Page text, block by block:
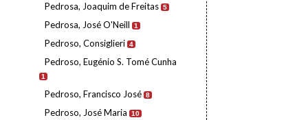
Pedrosa, Joaquim de Freitas 5
Pedrosa, José O'Neill 1
Pedroso, Consiglieri 4
Pedroso, Eugénio S. Tomé Cunha
1
Pedroso, Francisco José 8
Pedroso, José Maria 10